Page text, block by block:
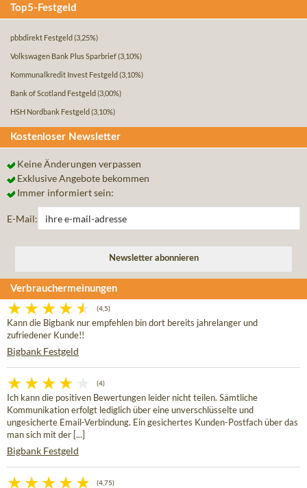
Top5-Festgeld
pbbdirekt Festgeld (3,25%)
Volkswagen Bank Plus Sparbrief(3,10%)
Kommunalkredit Invest Festgeld (3,10%)
Bank of Scotland Festgeld (3,00%)
HSH Nordbank Festgeld (3,10%)
Kostenloser Newsletter
Keine Änderungen verpassen
Exklusive Angebote bekommen
Immer informiert sein:
E-Mail:
Verbrauchermeinungen
(4,5)
Kann die Bigbank nur empfehlen bin dort bereits jahrelanger und
zufriedener Kunde!!
Bigbank Festgeld
(4)
Ich kann die positiven Bewertungen leider nicht teilen. Sämtliche
Kommunikation erfolgt lediglich über eine unverschlüsselte und
ungesicherte Email-Verbindung. Ein gesichertes Kunden-Postfach über das
man sich mit der [...]
Bigbank Festgeld
(4,75)